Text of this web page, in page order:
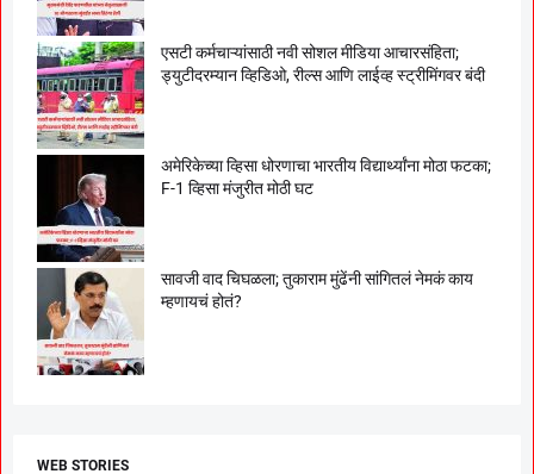
एसटी कर्मचाऱ्यांसाठी नवी सोशल मीडिया आचारसंहिता;
ड्युटीदरम्यान व्हिडिओ, रील्स आणि लाईव्ह स्ट्रीमिंगवर बंदी
अमेरिकेच्या व्हिसा धोरणाचा भारतीय विद्यार्थ्यांना मोठा फटका;
F-1 व्हिसा मंजुरीत मोठी घट
सावजी वाद चिघळला; तुकाराम मुंढेंनी सांगितलं नेमकं काय
म्हणायचं होतं?
WEB STORIES